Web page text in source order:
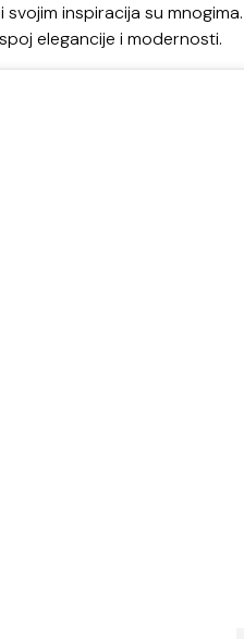
inspiracija su
elegancije i modernosti.